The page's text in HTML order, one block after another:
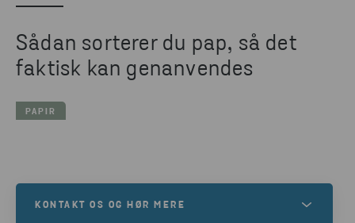
Sådan sorterer du pap, så det
faktisk kan genanvendes
PAPIR
KONTAKT OS OG HØR MERE